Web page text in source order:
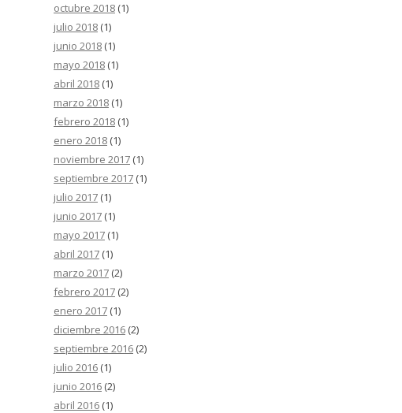
octubre 2018 (1)
julio 2018 (1)
junio 2018 (1)
mayo 2018 (1)
abril 2018 (1)
marzo 2018 (1)
febrero 2018 (1)
enero 2018 (1)
noviembre 2017 (1)
septiembre 2017 (1)
julio 2017 (1)
junio 2017 (1)
mayo 2017 (1)
abril 2017 (1)
marzo 2017 (2)
febrero 2017 (2)
enero 2017 (1)
diciembre 2016 (2)
septiembre 2016 (2)
julio 2016 (1)
junio 2016 (2)
abril 2016 (1)